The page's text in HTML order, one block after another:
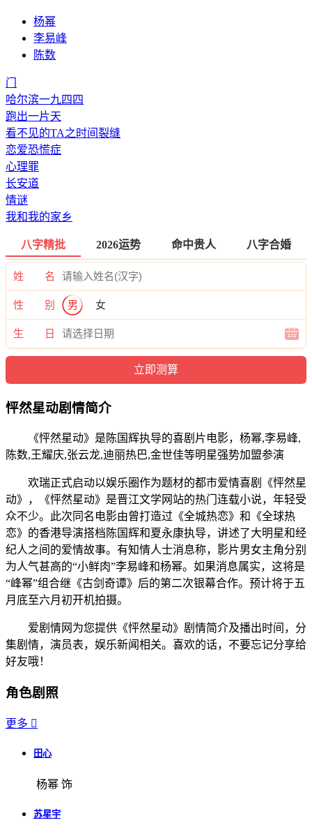
杨幂
李易峰
陈数
门
哈尔滨一九四四
跑出一片天
看不见的TA之时间裂缝
恋爱恐慌症
心理罪
长安道
情谜
我和我的家乡
八字精批 2026运势 命中贵人 八字合婚
姓 名
性 别 男 女
生 日
怦然星动剧情简介
《怦然星动》是陈国辉执导的喜剧片电影，杨幂,李易峰,
陈数,王耀庆,张云龙,迪丽热巴,金世佳等明星强势加盟参演
欢瑞正式启动以娱乐圈作为题材的都市爱情喜剧《怦然星
动》，《怦然星动》是晋江文学网站的热门连载小说，年轻受
众不少。此次同名电影由曾打造过《全城热恋》和《全球热
恋》的香港导演搭档陈国辉和夏永康执导，讲述了大明星和经
纪人之间的爱情故事。有知情人士消息称，影片男女主角分别
为人气甚高的“小鲜肉”李易峰和杨幂。如果消息属实，这将是
“峰幂”组合继《古剑奇谭》后的第二次银幕合作。预计将于五
月底至六月初开机拍摄。
爱剧情网为您提供《怦然星动》剧情简介及播出时间，分
集剧情，演员表，娱乐新闻相关。喜欢的话，不要忘记分享给
好友哦！
角色剧照
更多 
田心
杨幂 饰
苏星宇